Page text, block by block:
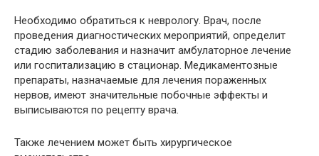
Необходимо обратиться к неврологу. Врач, после
проведения диагностических мероприятий, определит
стадию заболевания и назначит амбулаторное лечение
или госпитализацию в стационар. Медикаментозные
препараты, назначаемые для лечения пораженных
нервов, имеют значительные побочные эффекты и
выписываются по рецепту врача.
Также лечением может быть хирургическое